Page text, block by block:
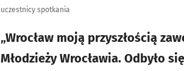
uczestnicy spotkania
„Wrocław moją przyszłością
Młodzieży Wrocławia. Odbyło